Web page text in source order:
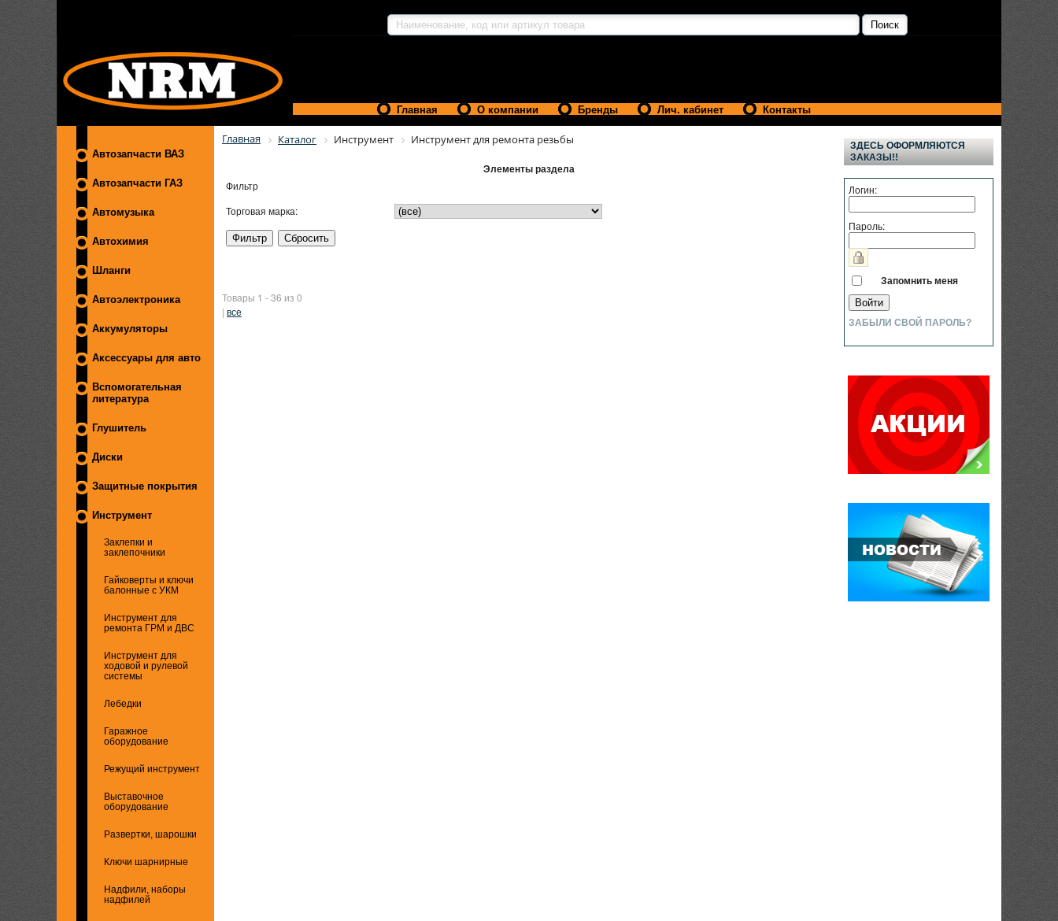
Главная О компании Бренды Лич. кабинет Контакты
Автозапчасти ВАЗ
Автозапчасти ГАЗ
Автомузыка
Автохимия
Шланги
Автоэлектроника
Аккумуляторы
Аксессуары для авто
Вспомогательная
литература
Глушитель
Диски
Защитные покрытия
Инструмент
Заклепки и
заклепочники
Гайковерты и ключи
балонные с УКМ
Инструмент для
ремонта ГРМ и ДВС
Инструмент для
ходовой и рулевой
системы
Лебедки
Гаражное
оборудование
Режущий инструмент
Выставочное
оборудование
Развертки, шарошки
Ключи шарнирные
Надфили, наборы
надфилей
Главная Каталог Инструмент Инструмент для ремонта резьбы
Элементы раздела
Фильтр
Торговая марка:
Товары 1 - 36 из 0
| все
ЗДЕСЬ ОФОРМЛЯЮТСЯ
ЗАКАЗЫ!!
Логин:
Пароль:
Запомнить меня
ЗАБЫЛИ СВОЙ ПАРОЛЬ?